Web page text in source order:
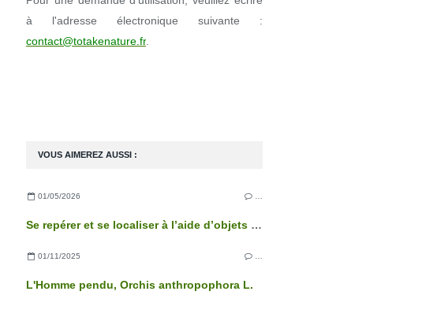
VOUS AIMEREZ AUSSI :
01/05/2026
Se repérer et se localiser à l’aide d’objets extraterrestres
01/11/2025
L'Homme pendu, Orchis anthropophora L.
à l'adresse électronique suivante :
contact@totakenature.fr